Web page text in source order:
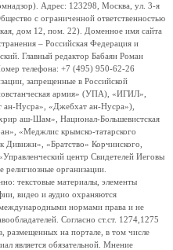
Адрес: 123298, Москва, ул. 3-я
с ограниченной ответственностью
дом 12, пом. 22). Доменное имя сайта
– Российская Федерация и
Главный редактор Бабаян Роман
телефона: +7 (495) 950-62-26
запрещенные в Российской
армия» (УПА), «ИГИЛ»,
Нусра», «Джебхат ан-Нусра»),
аш-Шам», Национал-Большевистская
«Меджлис крымско-татарского
«Братство» Корчинского,
центр Свидетелей Иеговы
религиозные организации.
текстовые материалы, элементы
видео и аудио охраняются
нормами права и не
Согласно ст.ст. 1274,1275
размещенных на портале, в том числе
является обязательной. Мнение